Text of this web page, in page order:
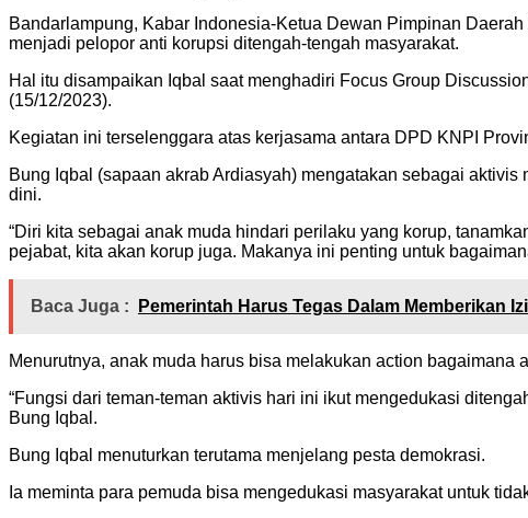
Bandarlampung, Kabar Indonesia-Ketua Dewan Pimpinan
menjadi pelopor anti korupsi ditengah-tengah masyarakat.
Hal itu disampaikan Iqbal saat menghadiri Focus Group
(15/12/2023).
Kegiatan ini terselenggara atas kerjasama antara DPD KNPI
Bung Iqbal (sapaan akrab Ardiasyah) mengatakan sebagai
dini.
“Diri kita sebagai anak muda hindari perilaku yang korup,
pejabat, kita akan korup juga. Makanya ini penting untuk
Baca Juga : Pemerintah Harus Tegas Dalam Memberikan
Menurutnya, anak muda harus bisa melakukan action bagaimana
“Fungsi dari teman-teman aktivis hari ini ikut mengedukasi
Bung Iqbal.
Bung Iqbal menuturkan terutama menjelang pesta demokrasi.
Ia meminta para pemuda bisa mengedukasi masyarakat untuk